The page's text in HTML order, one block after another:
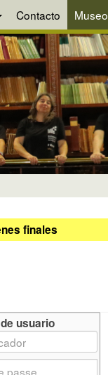
Contacto Museo
finales
usuario